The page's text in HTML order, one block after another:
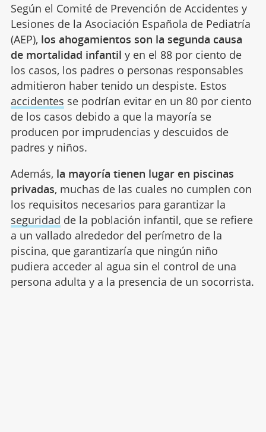
Según el Comité de Prevención de Accidentes y
Lesiones de la Asociación Española de Pediatría
(AEP), los ahogamientos son la segunda causa
de mortalidad infantil y en el 88 por ciento de
los casos, los padres o personas responsables
admitieron haber tenido un despiste. Estos
accidentes se podrían evitar en un 80 por ciento
de los casos debido a que la mayoría se
producen por imprudencias y descuidos de
padres y niños.
Además, la mayoría tienen lugar en piscinas
privadas, muchas de las cuales no cumplen con
los requisitos necesarios para garantizar la
seguridad de la población infantil, que se refiere
a un vallado alrededor del perímetro de la
piscina, que garantizaría que ningún niño
pudiera acceder al agua sin el control de una
persona adulta y a la presencia de un socorrista.